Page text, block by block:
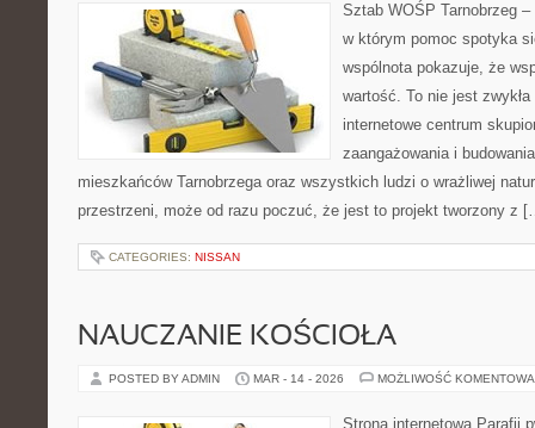
Sztab WOŚP Tarnobrzeg
w którym pomoc spotyka
wspólnota pokazuje, że
wartość. To nie jest
internetowe centrum
zaangażowania i
mieszkańców Tarnobrzega oraz wszystkich ludzi o wrażliwej
przestrzeni, może od razu poczuć, że jest to projekt tworzony z
CATEGORIES: NISSAN
NAUCZANIE KOŚCIOŁA
POSTED BY ADMIN MAR - 14 - 2026 MOŻLIWOŚĆ
Strona internetowa Parafii